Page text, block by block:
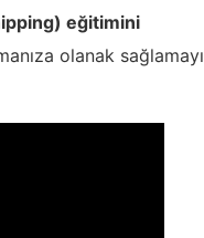
eğitimini
olanak sağlamayı